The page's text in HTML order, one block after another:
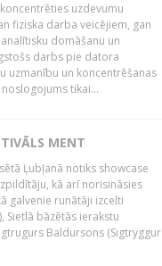
uzdevumu
fiziska darba veicējiem, gan
domāšanu un
darbs pie datora
uzmanību un koncentrēšanas
tikai...
MENT
Ļubļanā notiks showcase
kā arī norisināsies
galvenie runātāji izcelti
Sietlā bāzētās ierakstu
Baldursons (Sigtryggur